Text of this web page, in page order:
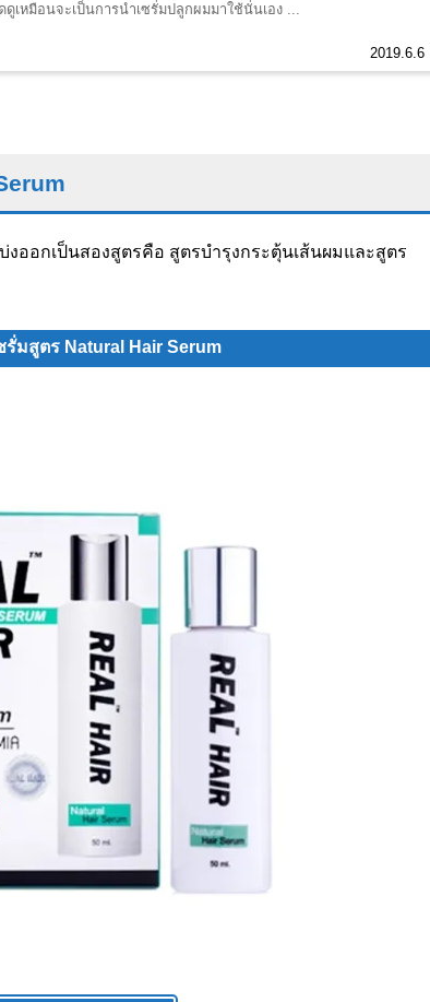
2019.6.6
ดูเหมือนจะเป็นการนำเซรั่มปลูกผมมาใช้นั่นเอง ...
ออกเป็นสองสูตรคือ สูตรบำรุงกระตุ้นเส้นผมและสูตร
รั่มสูตร Natural Hair Serum